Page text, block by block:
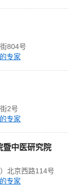
804号
专家
2号
专家
暨中医研究院
北京西路114号
专家